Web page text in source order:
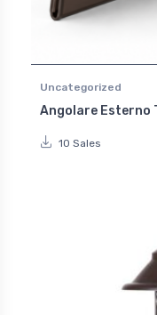
Uncategorized
Angolare Esterno
10 Sales